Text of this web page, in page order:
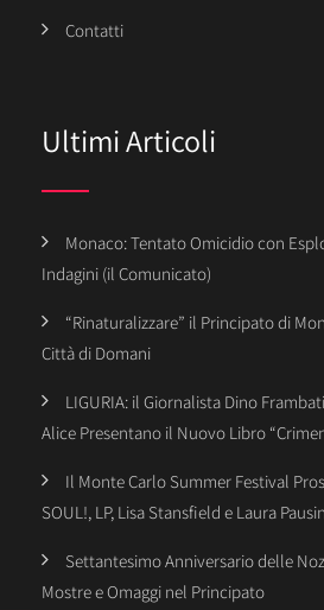
Contatti
Ultimi Articoli
Monaco: Tentato Omicidio con
Indagini (il Comunicato)
“Rinaturalizzare” il Principato di
Città di Domani
LIGURIA: il Giornalista Dino
Alice Presentano il Nuovo Libro
Il Monte Carlo Summer Festival
SOUL!, LP, Lisa Stansfield e Laura
Settantesimo Anniversario delle
Mostre e Omaggi nel Principato